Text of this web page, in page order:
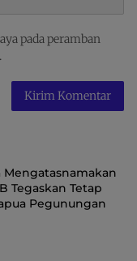
pada peramban
Tegaskan Tetap
Pegunungan